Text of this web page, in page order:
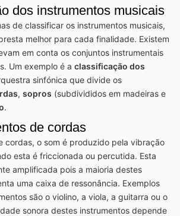
dos instrumentos musicais
de classificar os instrumentos musicais,
melhor para cada finalidade. Existem
em conta os conjuntos instrumentais
Um exemplo é a classificação dos
sinfónica que divide os
, sopros (subdivididos em madeiras e
.
de cordas
cordas, o som é produzido pela vibração
esta é friccionada ou percutida. Esta
amplificada pois a maioria destes
uma caixa de ressonância. Exemplos
são o violino, a viola, a guitarra ou o
sonora destes instrumentos depende